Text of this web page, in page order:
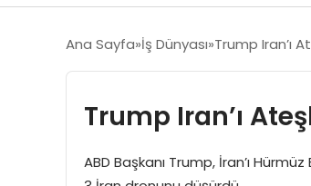
Ana Sayfa İş Dünyası Trump Iran’ı
Trump Iran’ı
ABD Başkanı Trump, İran’ı